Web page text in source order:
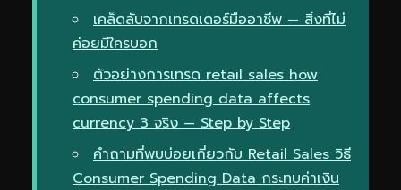
เคล็ดลับจากเทรดเดอร์มืออาชีพ — สิ่งที่ไม่
ค่อยมีใครบอก
ตัวอย่างการเทรด retail sales how
consumer spending data affects
currency 3 จริง — Step by Step
คำถามที่พบบ่อยเกี่ยวกับ Retail Sales วิธี
Consumer Spending Data กระทบค่าเงิน